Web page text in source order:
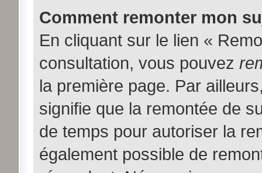
Comment remonter mon
En cliquant sur le lien «
consultation, vous pouvez
la première page. Par
signifie que la remontée de
de temps pour autoriser la
également possible de